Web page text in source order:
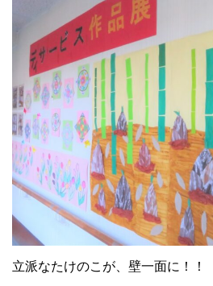
立派なたけのこが、壁一面に！！